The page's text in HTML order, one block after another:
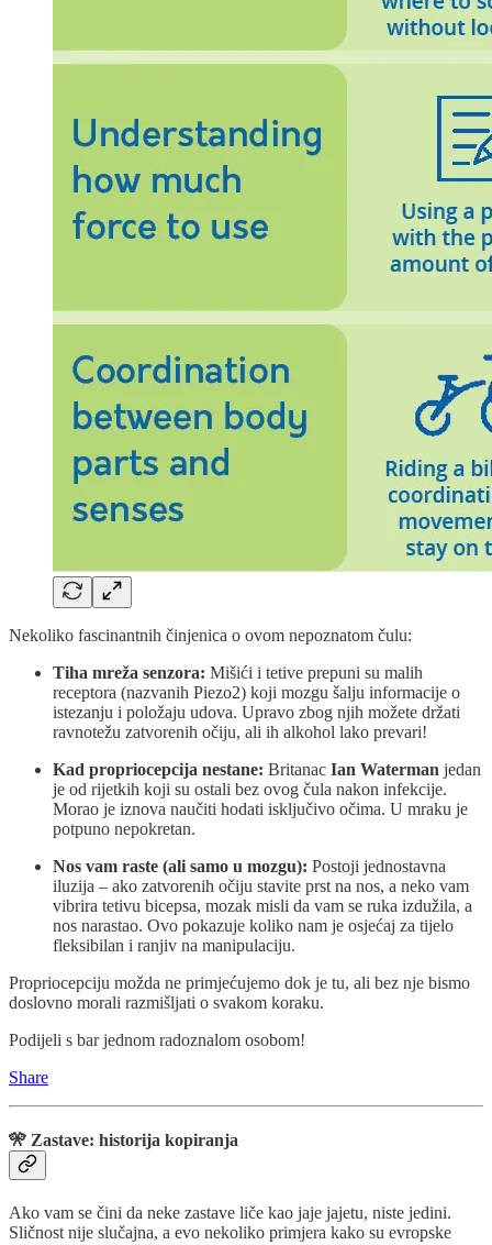
Nekoliko fascinantnih činjenica o ovom nepoznatom čulu:
Tiha mreža senzora: Mišići i tetive prepuni su malih
receptora (nazvanih Piezo2) koji mozgu šalju informacije o
istezanju i položaju udova. Upravo zbog njih možete držati
ravnotežu zatvorenih očiju, ali ih alkohol lako prevari!
Kad propriocepcija nestane: Britanac Ian Waterman jedan
je od rijetkih koji su ostali bez ovog čula nakon infekcije.
Morao je iznova naučiti hodati isključivo očima. U mraku je
potpuno nepokretan.
Nos vam raste (ali samo u mozgu): Postoji jednostavna
iluzija – ako zatvorenih očiju stavite prst na nos, a neko vam
vibrira tetivu bicepsa, mozak misli da vam se ruka izdužila, a
nos narastao. Ovo pokazuje koliko nam je osjećaj za tijelo
fleksibilan i ranjiv na manipulaciju.
Propriocepciju možda ne primjećujemo dok je tu, ali bez nje bismo
doslovno morali razmišljati o svakom koraku.
Podijeli s bar jednom radoznalom osobom!
Share
🎌 Zastave: historija kopiranja
Ako vam se čini da neke zastave liče kao jaje jajetu, niste jedini.
Sličnost nije slučajna, a evo nekoliko primjera kako su evropske